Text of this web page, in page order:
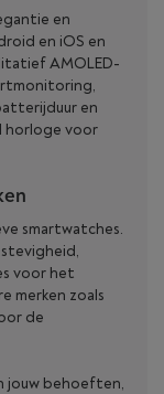
en
en iOS en
AMOLED-
en
horloge voor
smartwatches.
voor het
merken zoals
de
jouw behoeften,